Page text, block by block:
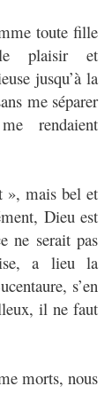
toute fille
plaisir et
jusqu’à la
me séparer
rendaient
», mais bel et
Dieu est
ne serait pas
a lieu la
s’en
il ne faut
morts, nous